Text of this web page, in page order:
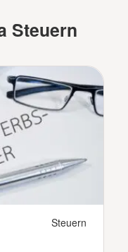
Steuern
Steuern